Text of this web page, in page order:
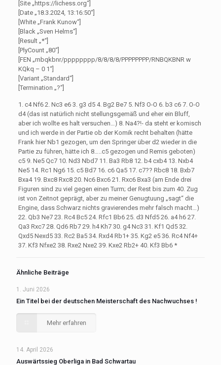
[Site „https://lichess.org“]
[Date „18.3.2024, 13:16:50“]
[White „Frank Kunow“]
[Black „Sven Helms“]
[Result „*“]
[PlyCount „80“]
[FEN „rnbqkbnr/pppppppp/8/8/8/8/PPPPPPPP/RNBQKBNR w
KQkq – 0 1“]
[Variant „Standard“]
[Termination „?“]
1. c4 Nf6 2. Nc3 e6 3. g3 d5 4. Bg2 Be7 5. Nf3 O-O 6. b3 c6 7. O-O
d4 (das ist natürlich nicht stellungsgemäß und eher ein Bluff,
aber ich wollte es halt versuchen…) 8. Na4?!- da steht er komisch
und ich werde in der Partie ob der Komik recht behalten (hätte
Frank hier Nb1 gezogen, um den Springer über d2 wieder in die
Partie zu führen, hätte ich 8…..c5 gezogen und Remis geboten)
c5 9. Ne5 Qc7 10. Nd3 Nbd7 11. Ba3 Rb8 12. b4 cxb4 13. Nxb4
Ne5 14. Rc1 Ng6 15. c5 Bd7 16. c6 Qa5 17. c7?? Rbc8 18. Bxb7
Bxa4 19. Bxc8 Rxc8 20. Nc6 Bxc6 21. Rxc6 Bxa3 (am Ende drei
Figuren sind zu viel gegen einen Turm; der Rest bis zum 40. Zug
ist von Zeitnot geprägt, aber zu meiner Genugtuung „sagt“ die
Engine, dass Schwarz nichts gravierendes mehr falsch macht…)
22. Qb3 Ne7 23. Rc4 Bc5 24. Rfc1 Bb6 25. d3 Nfd5 26. a4 h6 27.
Qa3 Rxc7 28. Qd6 Rb7 29. h4 Kh7 30. g4 Nc3 31. Kf1 Qd5 32.
Qxd5 Nexd5 33. Rc2 Ba5 34. Rxd4 Rb1+ 35. Kg2 e5 36. Rc4 Nf4+
37. Kf3 Nfxe2 38. Rxe2 Nxe2 39. Kxe2 Rb2+ 40. Kf3 Bb6 *
Ähnliche Beiträge
1. Juni 2026
Ein Titel bei der deutschen Meisterschaft des Nachwuchses !
Mehr erfahren
14. April 2026
Auswärtssieg Oberliga in Bad Schwartau